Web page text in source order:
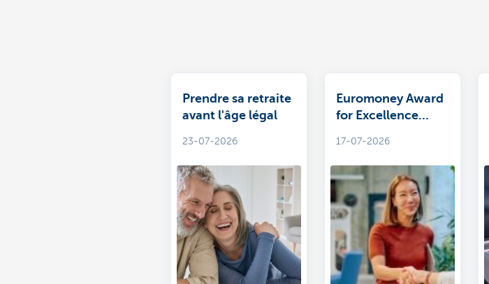
Prendre sa retraite
avant l'âge légal
23-07-2026
Euromoney Award
for Excellence
KBC Meilleure
banque des PME
17-07-2026